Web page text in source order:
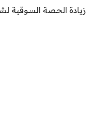
زيادة الحصة السوقية